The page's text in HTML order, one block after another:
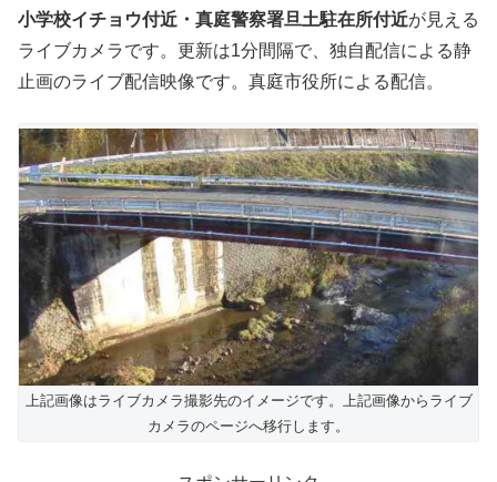
小学校イチョウ付近・真庭警察署旦土駐在所付近が見える
ライブカメラです。更新は1分間隔で、独自配信による静
止画のライブ配信映像です。真庭市役所による配信。
上記画像はライブカメラ撮影先のイメージです。上記画像からライブ
カメラのページへ移行します。